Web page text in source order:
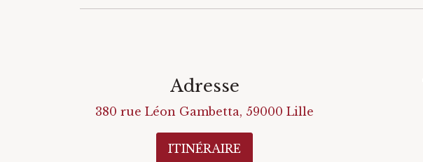
Adresse
380 rue Léon Gambetta, 59000 Lille
ITINÉRAIRE